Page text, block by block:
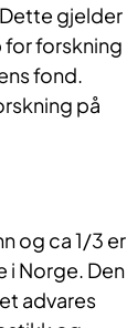
gjelder
forskning
fond.
på
og ca 1/3 er
i Norge. Den
advares